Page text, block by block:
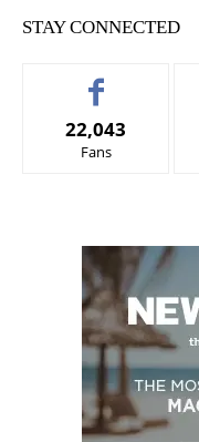
STAY CONNECTED
22,043
Fans